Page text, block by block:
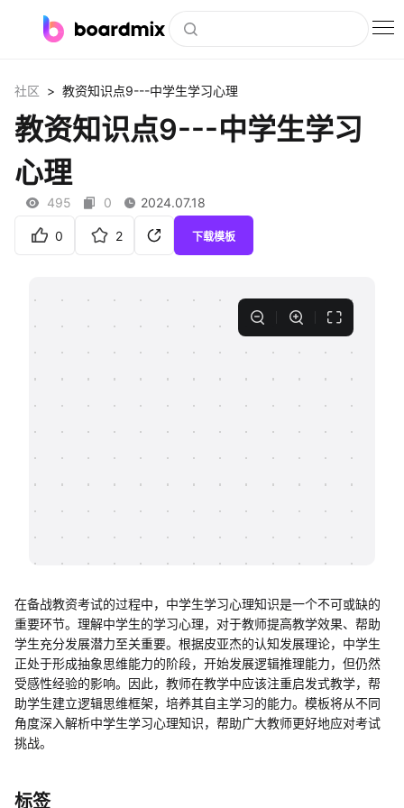
社区资源
会员
企业服务
支持
帮助中心
社区 > 教资知识点9---中学生学习心理
教资知识点9---中学生学习
心理
495 0 2024.07.18
0 2 下载模板
在备战教资考试的过程中，中学生学习心理知识是一个不可或缺的
重要环节。理解中学生的学习心理，对于教师提高教学效果、帮助
学生充分发展潜力至关重要。根据皮亚杰的认知发展理论，中学生
正处于形成抽象思维能力的阶段，开始发展逻辑推理能力，但仍然
受感性经验的影响。因此，教师在教学中应该注重启发式教学，帮
助学生建立逻辑思维框架，培养其自主学习的能力。模板将从不同
角度深入解析中学生学习心理知识，帮助广大教师更好地应对考试
挑战。
标签